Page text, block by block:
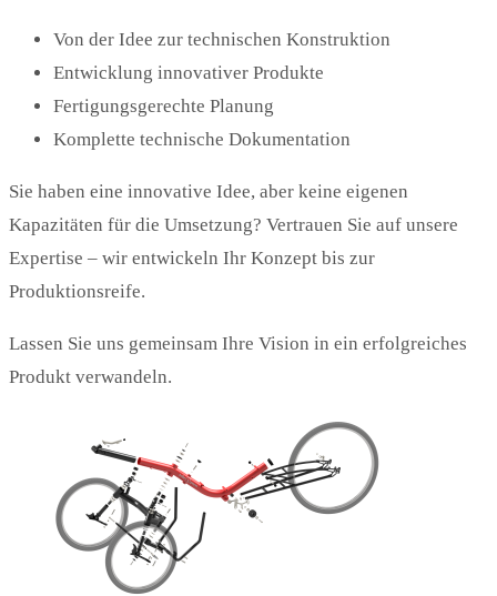
Von der Idee zur technischen Konstruktion
Entwicklung innovativer Produkte
Fertigungsgerechte Planung
Komplette technische Dokumentation
Sie haben eine innovative Idee, aber keine eigenen
Kapazitäten für die Umsetzung? Vertrauen Sie auf unsere
Expertise – wir entwickeln Ihr Konzept bis zur
Produktionsreife.
Lassen Sie uns gemeinsam Ihre Vision in ein erfolgreiches
Produkt verwandeln.